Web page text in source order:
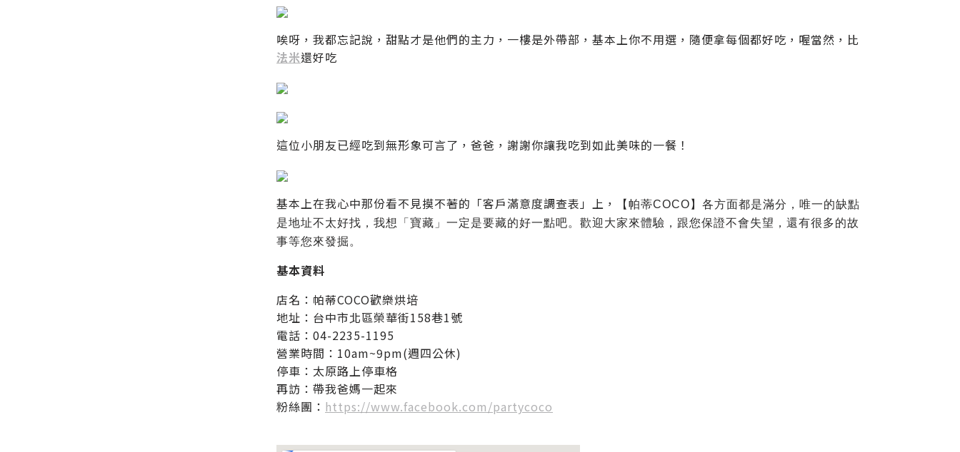
唉呀，我都忘記說，甜點才是他們的主力，一樓是外帶部，基本上你不用選，隨便拿每個都好吃，喔當然，比
法米還好吃
這位小朋友已經吃到無形象可言了，爸爸，謝謝你讓我吃到如此美味的一餐！
基本上在我心中那份看不見摸不著的「客戶滿意度調查表」上，
【帕蒂COCO】各方面都是滿分，唯一的缺點
是地址不太好找，我想「寶藏」一定是要藏的好一點吧。歡迎大家來體驗，跟您保證不會失望，還有很多的故
事等您來發掘。
基本資料
店名：帕蒂COCO歡樂烘培
地址：台中市北區榮華街158巷1號
電話：04-2235-1195
營業時間：10am~9pm(週四公休)
停車：太原路上停車格
再訪：帶我爸媽一起來
粉絲團： https://www.facebook.com/partycoco